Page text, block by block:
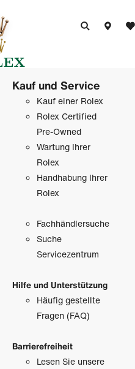
Kauf und Service
Kauf einer Rolex
Rolex Certified
Pre-Owned
Wartung Ihrer
Rolex
Handhabung Ihrer
Rolex
Fachhändlersuche
Suche
Servicezentrum
Hilfe und Unterstützung
Häufig gestellte
Fragen (FAQ)
Barrierefreiheit
Lesen Sie unsere